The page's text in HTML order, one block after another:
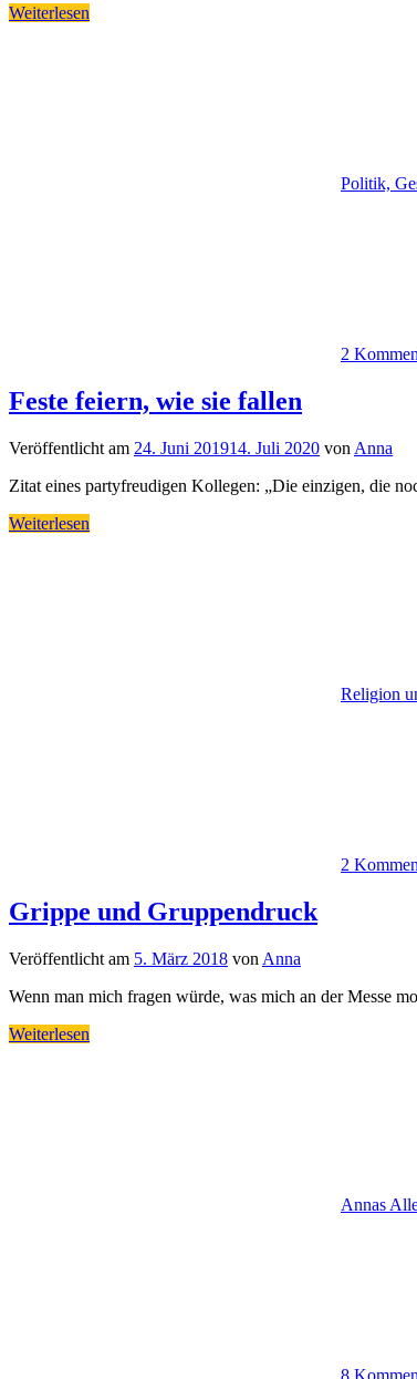
Weiterlesen
Politik,
2
Feste feiern, wie sie fallen
Veröffentlicht am 24. Juni 201914. Juli 2020 von Anna
Zitat eines partyfreudigen Kollegen: „Die einzigen, die
Weiterlesen
Religion
2
Grippe und Gruppendruck
Veröffentlicht am 5. März 2018 von Anna
Wenn man mich fragen würde, was mich an der Messe
Weiterlesen
Annas
8